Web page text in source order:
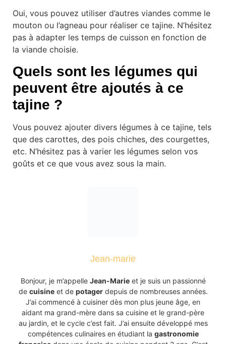
Oui, vous pouvez utiliser d’autres viandes comme le
mouton ou l’agneau pour réaliser ce tajine. N’hésitez
pas à adapter les temps de cuisson en fonction de
la viande choisie.
Quels sont les légumes qui
peuvent être ajoutés à ce
tajine ?
Vous pouvez ajouter divers légumes à ce tajine, tels
que des carottes, des pois chiches, des courgettes,
etc. N’hésitez pas à varier les légumes selon vos
goûts et ce que vous avez sous la main.
Jean-marie
Bonjour, je m’appelle Jean-Marieet je suis un passionné
de cuisineet de potagerdepuis de nombreuses années.
J’ai commencé à cuisiner dès mon plus jeune âge, en
aidant ma grand-mère dans sa cuisine et le grand-père
au jardin, et le cycle c’est fait. J’ai ensuite développé mes
compétences culinaires en étudiant la gastronomie